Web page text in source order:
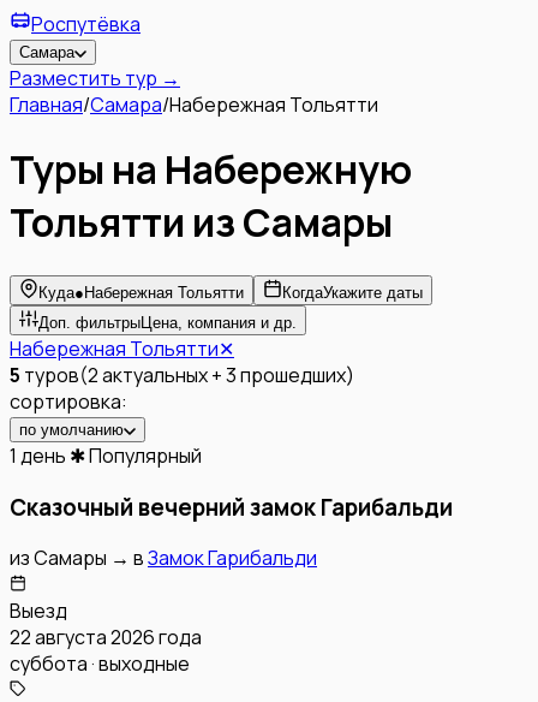
Роспутёвка
Самара
Разместить тур →
Главная/Самара/Набережная Тольятти
Туры на Набережную
Тольятти из Самары
Куда● Набережная Тольятти КогдаУкажите даты
Доп. фильтры Цена, компания и др.
Набережная Тольятти✕
5 туров(2актуальных+3прошедших)
сортировка:
по умолчанию
1 день ✱ Популярный
Сказочный вечерний замок Гарибальди
изСамары → вЗамок Гарибальди
Выезд
22 августа 2026 года
суббота · выходные